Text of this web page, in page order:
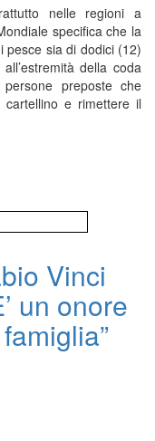
nelle regioni a
specifica che la
pesce sia di dodici (12)
della coda
preposte che
e rimettere il
Vinci
un onore